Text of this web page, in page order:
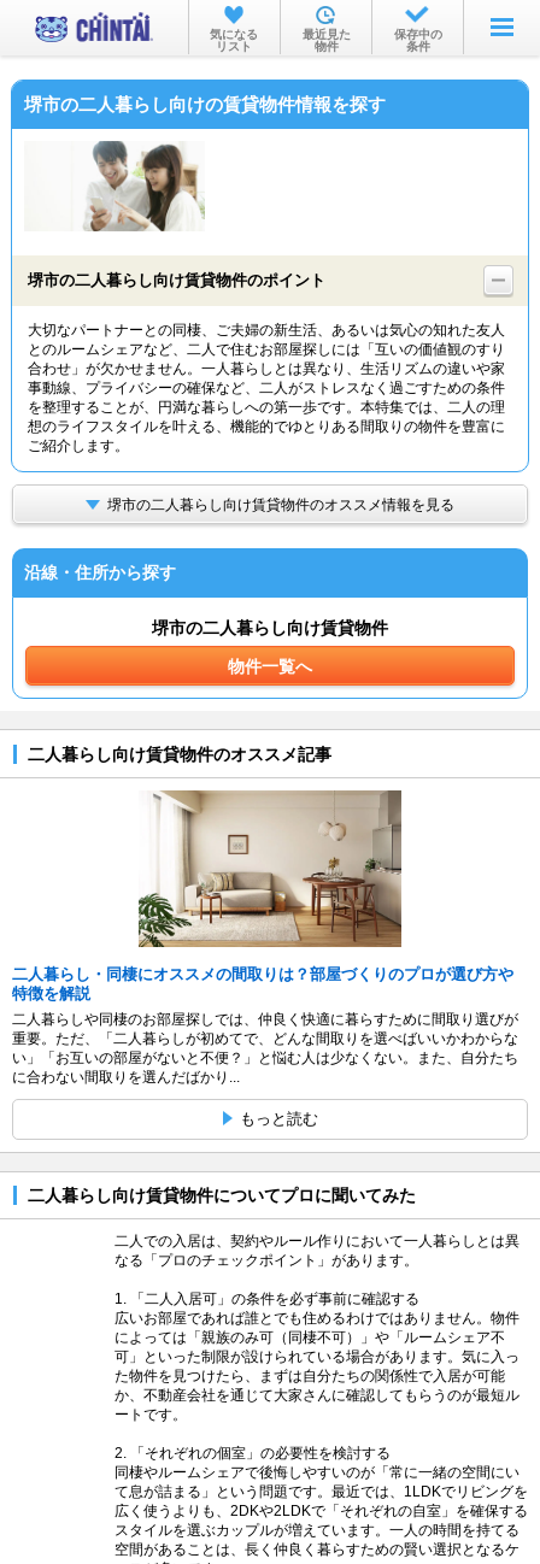
お部屋を探す
沿線・駅から
物件特集から
TOP
気になる
リスト
最近見た
物件
保存中の
条件
堺市の二人暮らし向けの賃貸物件情報を探す
堺市の二人暮らし向け賃貸物件のポイント
大切なパートナーとの同棲、ご夫婦の新生活、あるいは気心の知れた友人
とのルームシェアなど、二人で住むお部屋探しには「互いの価値観のすり
合わせ」が欠かせません。一人暮らしとは異なり、生活リズムの違いや家
事動線、プライバシーの確保など、二人がストレスなく過ごすための条件
を整理することが、円満な暮らしへの第一歩です。本特集では、二人の理
想のライフスタイルを叶える、機能的でゆとりある間取りの物件を豊富に
ご紹介します。
堺市の二人暮らし向け賃貸物件のオススメ情報を見る
沿線・住所から探す
堺市の二人暮らし向け賃貸物件
物件一覧へ
二人暮らし向け賃貸物件のオススメ記事
二人暮らし・同棲にオススメの間取りは？部屋づくりのプロが選び方や
特徴を解説
二人暮らしや同棲のお部屋探しでは、仲良く快適に暮らすために間取り選びが
重要。ただ、「二人暮らしが初めてで、どんな間取りを選べばいいかわからな
い」「お互いの部屋がないと不便？」と悩む人は少なくない。また、自分たち
に合わない間取りを選んだばかり...
もっと読む
二人暮らし向け賃貸物件についてプロに聞いてみた
二人での入居は、契約やルール作りにおいて一人暮らしとは異
なる「プロのチェックポイント」があります。
1. 「二人入居可」の条件を必ず事前に確認する
広いお部屋であれば誰とでも住めるわけではありません。物件
によっては「親族のみ可（同棲不可）」や「ルームシェア不
可」といった制限が設けられている場合があります。気に入っ
た物件を見つけたら、まずは自分たちの関係性で入居が可能
か、不動産会社を通じて大家さんに確認してもらうのが最短ル
ートです。
2. 「それぞれの個室」の必要性を検討する
同棲やルームシェアで後悔しやすいのが「常に一緒の空間にい
て息が詰まる」という問題です。最近では、1LDKでリビングを
広く使うよりも、2DKや2LDKで「それぞれの自室」を確保する
スタイルを選ぶカップルが増えています。一人の時間を持てる
空間があることは、長く仲良く暮らすための賢い選択となるケ